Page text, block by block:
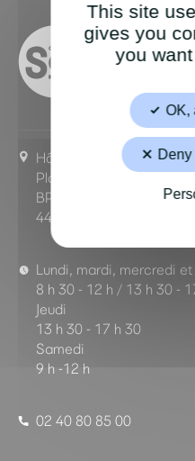
Hôtel de ville,
Place Marcellin Verbe
BP 63329
44233 Saint-Sébastien-
Lundi, mardi, mercredi et
8 h 30 - 12 h / 13 h 30 -
Jeudi
13 h 30 - 17 h 30
Samedi
9 h -12 h
02 40 80 85 00
This site
gives you
you
OK,